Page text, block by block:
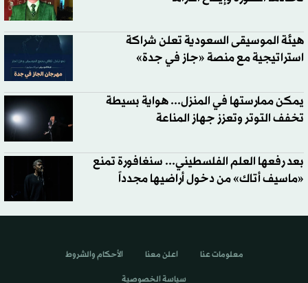
هيئة الموسيقى السعودية تعلن شراكة
استراتيجية مع منصة «جاز في جدة»
يمكن ممارستها في المنزل... هواية بسيطة
تخفف التوتر وتعزز جهاز المناعة
بعد رفعها العلم الفلسطيني... سنغافورة تمنع
«ماسيف أتاك» من دخول أراضيها مجدداً
معلومات عنا اعلن معنا الأحكام والشروط
سياسة الخصوصية